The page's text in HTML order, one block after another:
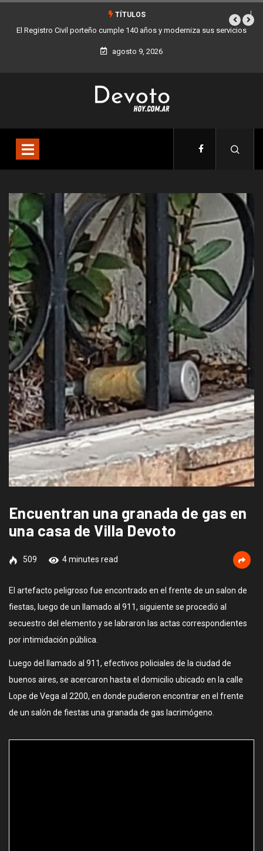
TÍTULOS
Buenos Aires sumó 12 nuevos Bares Notables y ya son 90 en toda la
Ciudad
agosto 9, 2026
Encuentran una granada de gas en
una casa de Villa Devoto
509 4 minutes read
El artefacto peligroso fue encontrado en el frente de un salon de
fiestas, luego de un llamado al 911, siguiente se procedió al
secuestro del elemento y se labraron las actas correspondientes
por intimidación pública.
Luego del llamado al 911, efectivos policiales de la ciudad de
buenos aires, se acercaron hasta el domicilio ubicado en la calle
Lope de Vega al 2200, en donde pudieron encontrar en el frente
de un salón de fiestas una granada de gas lacrimógeno.